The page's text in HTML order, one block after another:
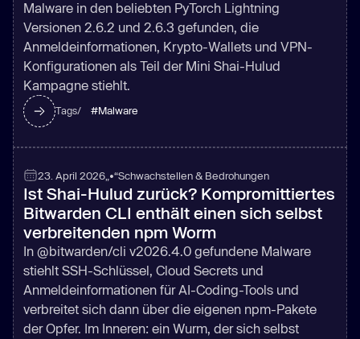
Malware in den beliebten PyTorch Lightning
Versionen 2.6.2 und 2.6.3 gefunden, die
Anmeldeinformationen, Krypto-Wallets und VPN-
Konfigurationen als Teil der Mini Shai-Hulud
Kampagne stiehlt.
Tags/ #Malware
23. April 2026 „•“Schwachstellen & Bedrohungen
Ist Shai-Hulud zurück? Kompromittiertes
Bitwarden CLI enthält einen sich selbst
verbreitenden npm Worm
In @bitwarden/cli v2026.4.0 gefundene Malware
stiehlt SSH-Schlüssel, Cloud Secrets und
Anmeldeinformationen für AI-Coding-Tools und
verbreitet sich dann über die eigenen npm-Pakete
der Opfer. Im Inneren: ein Wurm, der sich selbst